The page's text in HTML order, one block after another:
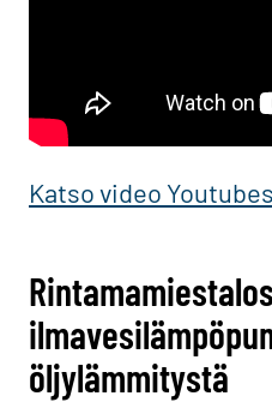
Katso video
öljylämmitystä